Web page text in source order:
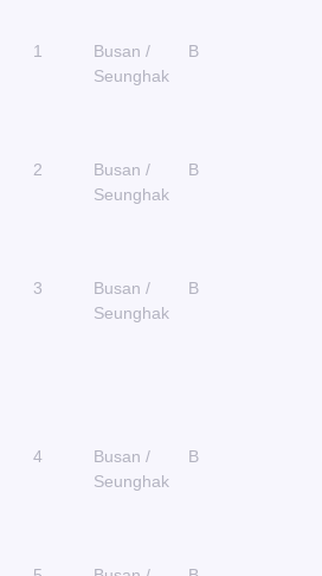
No. Кампус
Через
1
Busan /
Seunghak
B
2
Busan /
Seunghak
B
3
Busan /
Seunghak
B
4
Busan /
Seunghak
B